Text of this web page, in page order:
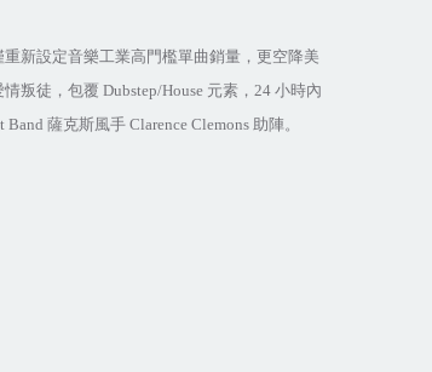
新設定音樂工業高門檻單曲銷量，更空降美
叛徒，包覆 Dubstep/House 元素， 24 小時內
Band 薩克斯風手 Clarence Clemons 助陣。